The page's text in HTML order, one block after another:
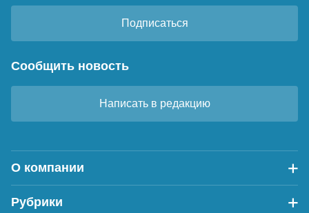
Подписаться
Сообщить новость
Написать в редакцию
О компании
Рубрики